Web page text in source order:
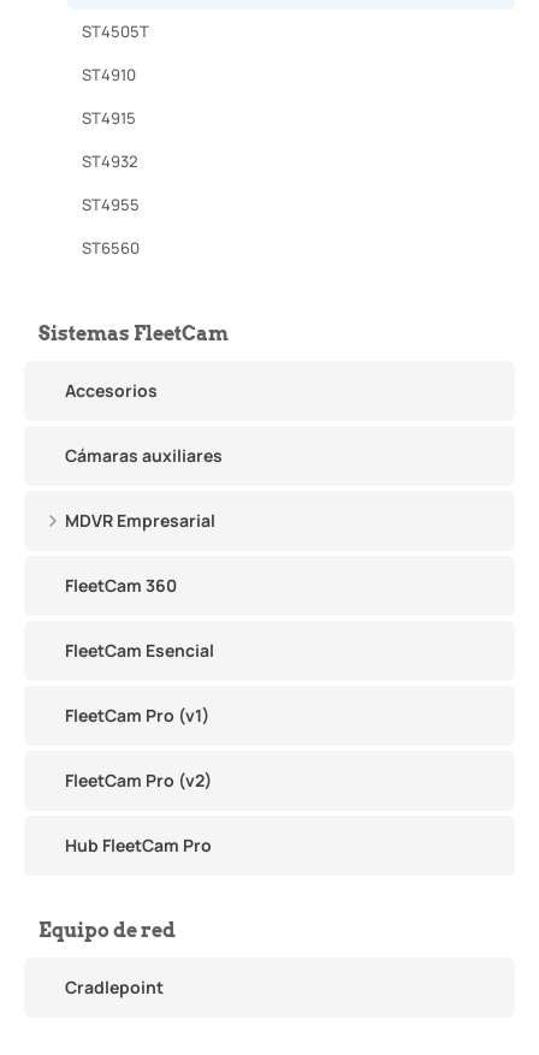
ST4505T
ST4910
ST4915
ST4932
ST4955
ST6560
Sistemas FleetCam
Accesorios
Cámaras auxiliares
MDVR Empresarial
FleetCam 360
FleetCam Esencial
FleetCam Pro (v1)
FleetCam Pro (v2)
Hub FleetCam Pro
Equipo de red
Cradlepoint